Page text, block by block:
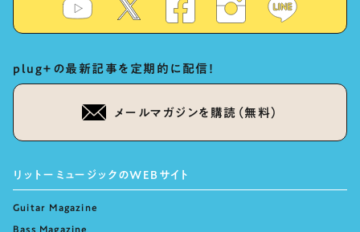
plug+の最新記事を定期的に配信！
メールマガジンを購読（無料）
リットーミュージックのWEBサイト
Guitar Magazine
Bass Magazine